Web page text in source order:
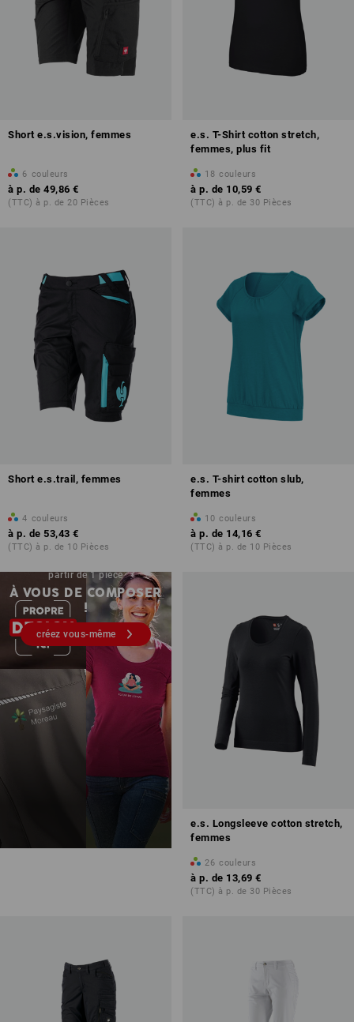
Short e.s.vision, femmes
6 couleurs
à p. de 49,86 €
(TTC) à p. de 20 Pièces
e.s. T-Shirt cotton stretch,
femmes, plus fit
18 couleurs
à p. de 10,59 €
(TTC) à p. de 30 Pièces
Short e.s.trail, femmes
4 couleurs
à p. de 53,43 €
(TTC) à p. de 10 Pièces
e.s. T-shirt cotton slub,
femmes
10 couleurs
à p. de 14,16 €
(TTC) à p. de 10 Pièces
partir de 1 pièce
À VOUS DE COMPOSER
!
créez vous-même
e.s. Longsleeve cotton stretch,
femmes
26 couleurs
à p. de 13,69 €
(TTC) à p. de 30 Pièces